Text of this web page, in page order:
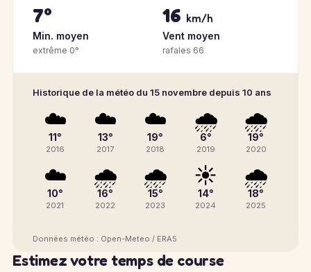
7°
Min. moyen
extrême 0°
16 km/h
Vent moyen
rafales 66
Historique de la météo du 15 novembre depuis 10 ans
☁️
11°
2016
☁️
13°
2017
☁️
19°
2018
🌧️
6°
2019
🌧️
19°
2020
☁️
10°
2021
🌧️
16°
2022
🌧️
15°
2023
☀️
14°
2024
🌧️
18°
2025
Données météo : Open-Meteo / ERA5
Estimez votre temps de course